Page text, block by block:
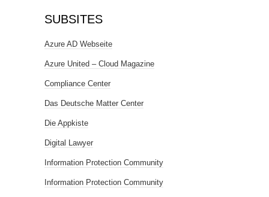
SUBSITES
Azure AD Webseite
Azure United – Cloud Magazine
Compliance Center
Das Deutsche Matter Center
Die Appkiste
Digital Lawyer
Information Protection Community
Information Protection Community